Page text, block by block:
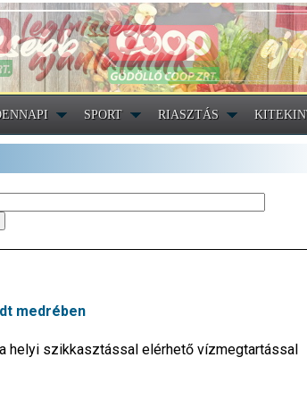
SPORT RIASZTÁS
medrében
helyi szikkasztással elérhető vízmegtartással